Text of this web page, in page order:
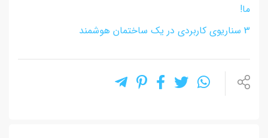
ما!
3 سناریوی کاربردی در یک ساختمان هوشمند